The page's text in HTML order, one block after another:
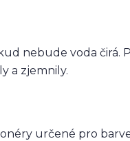
nebude voda čirá.
a zjemnily.
určené pro